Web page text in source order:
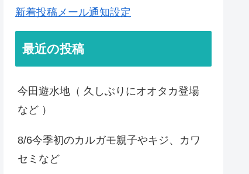
新着投稿メール通知設定
最近の投稿
今田遊水地（ 久しぶりにオオタカ登場
など ）
8/6今季初のカルガモ親子やキジ、カワ
セミなど